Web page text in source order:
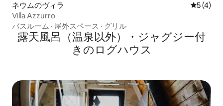
ネウムのヴィラ レビュー
5 (4)
Villa Azzurro
バスルーム · 屋外スペース · グリル
露天風呂（温泉以外）・ジャグジー付
きのログハウス